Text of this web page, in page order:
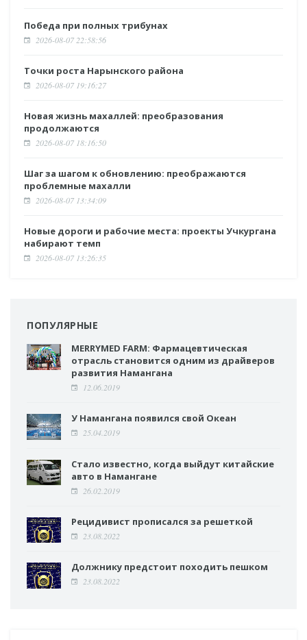
Победа при полных трибунах
2026-08-07 22:58:56
Точки роста Нарынского района
2026-08-07 19:16:27
Новая жизнь махаллей: преобразования
продолжаются
2026-08-07 18:16:50
Шаг за шагом к обновлению: преображаются
проблемные махалли
2026-08-07 13:34:09
Новые дороги и рабочие места: проекты Учкургана
набирают темп
2026-08-07 13:26:35
ПОПУЛЯРНЫЕ
MERRYMED FARM: Фармацевтическая
отрасль становится одним из драйверов
развития Намангана
12.06.2019
У Намангана появился свой Океан
25.04.2019
Стало известно, когда выйдут китайские
авто в Намангане
26.02.2019
Рецидивист прописался за решеткой
23.08.2022
Должнику предстоит походить пешком
23.08.2022